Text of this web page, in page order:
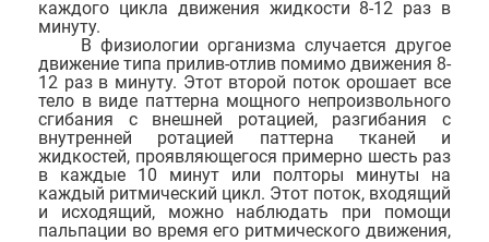
каждого цикла движения жидкости 8-12 раз в
минуту.
В физиологии организма случается другое
движение типа прилив-отлив помимо движения 8-
12 раз в минуту. Этот второй поток орошает все
тело в виде паттерна мощного непроизвольного
сгибания с внешней ротацией, разгибания с
внутренней ротацией паттерна тканей и
жидкостей, проявляющегося примерно шесть раз
в каждые 10 минут или полторы минуты на
каждый ритмический цикл. Этот поток, входящий
и исходящий, можно наблюдать при помощи
пальпации во время его ритмического движения,